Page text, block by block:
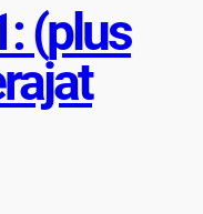
(plus